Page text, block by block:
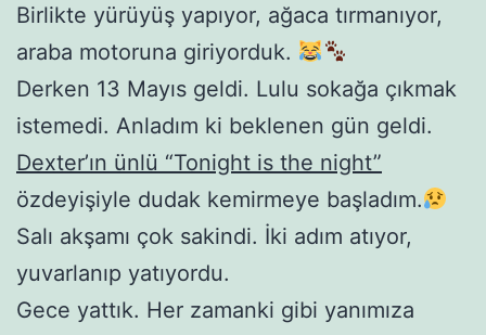
Birlikte yürüyüş yapıyor, ağaca tırmanıyor,
araba motoruna giriyorduk.
Derken 13 Mayıs geldi. Lulu sokağa çıkmak
istemedi. Anladım ki beklenen gün geldi.
Dexter’ın ünlü “Tonight is the night”
özdeyişiyle dudak kemirmeye başladım.
Salı akşamı çok sakindi. İki adım atıyor,
yuvarlanıp yatıyordu.
Gece yattık. Her zamanki gibi yanımıza